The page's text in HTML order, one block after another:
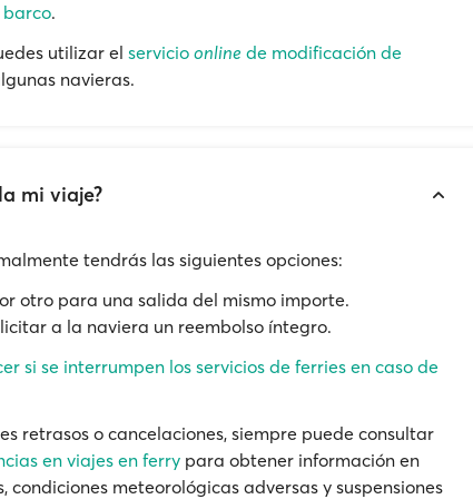
barco.
utilizar el servicio online de modificación de
navieras.
mi viaje?
tendrás las siguientes opciones:
otro para una salida del mismo importe.
a la naviera un reembolso íntegro.
si se interrumpen los servicios de ferries en caso de
retrasos o cancelaciones, siempre puede consultar
en viajes en ferry para obtener información en
condiciones meteorológicas adversas y suspensiones